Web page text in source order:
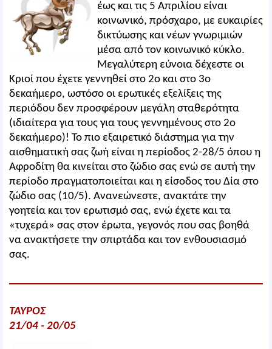
έως και τις 5 Απριλίου είναι
κοινωνικό, πρόσχαρο, με ευκαιρίες
δικτύωσης και νέων γνωριμιών
μέσα από τον κοινωνικό κύκλο.
Μεγαλύτερη εύνοια δέχεστε οι
Κριοί που έχετε γεννηθεί στο 2ο και στο 3ο
δεκαήμερο, ωστόσο οι ερωτικές εξελίξεις της
περιόδου δεν προσφέρουν μεγάλη σταθερότητα
(ιδιαίτερα για τους για τους γεννημένους στο 2ο
δεκαήμερο)! Το πιο εξαιρετικό διάστημα για την
αισθηματική σας ζωή είναι η περίοδος 2-28/5 όπου η
Αφροδίτη θα κινείται στο ζώδιο σας ενώ σε αυτή την
περίοδο πραγματοποιείται και η είσοδος του Δία στο
ζώδιο σας (10/5). Ανανεώνεστε, ανακτάτε την
γοητεία και τον ερωτισμό σας, ενώ έχετε και τα
«τυχερά» σας στον έρωτα, γεγονός που σας βοηθά
να ανακτήσετε την σπιρτάδα και τον ενθουσιασμό
σας.
ΤΑΥΡΟΣ
21/04 - 20/05